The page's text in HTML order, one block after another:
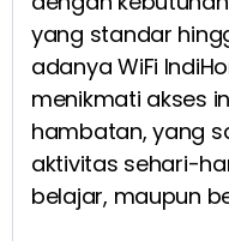
yang standar
adanya WiFi
menikmati akses
hambatan, yang
aktivitas sehari-
belajar, maupun